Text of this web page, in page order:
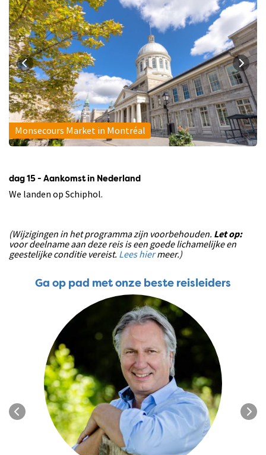
Monsecours Market in Montréal
dag 15 - Aankomst in Nederland
We landen op Schiphol.
(Wijzigingen in het programma zijn voorbehouden. Let op:
voor deelname aan deze reis is een goede lichamelijke en
geestelijke conditie vereist. Lees hiermeer.)
Ga op pad met onze beste reisleiders